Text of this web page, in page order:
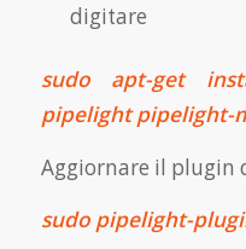
digitare
sudo apt-get
pipelight pipelight-
Aggiornare il plugin
sudo pipelight-